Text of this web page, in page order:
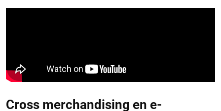
Cross merchandising en e-